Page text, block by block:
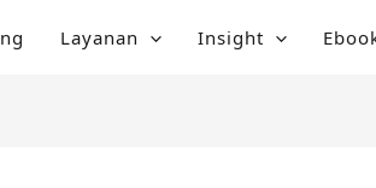
Layanan Insight